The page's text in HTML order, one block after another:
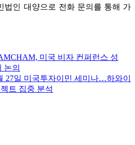
법인 대양으로 전화 문의를 통해 가
미국 비자 컨퍼런스 성
논의
27일 미국투자이민 세미나…하와이
트 집중 분석